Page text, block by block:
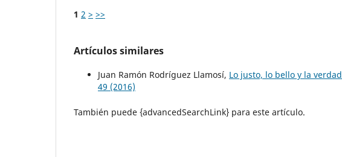
1 2 > >>
Artículos similares
Juan Ramón Rodríguez Llamosí, Lo justo, lo bello y la verdad
49 (2016)
También puede {advancedSearchLink} para este artículo.